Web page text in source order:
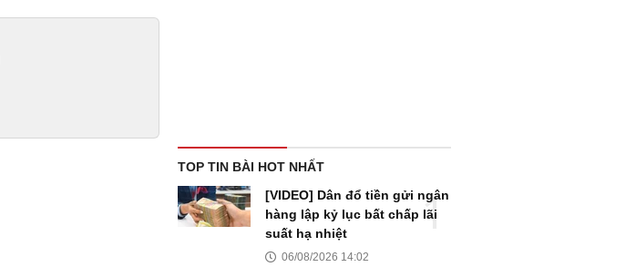
TOP TIN BÀI HOT NHẤT
[VIDEO] Dân đổ tiền gửi ngân
hàng lập kỷ lục bất chấp lãi
suất hạ nhiệt
06/08/2026 14:02